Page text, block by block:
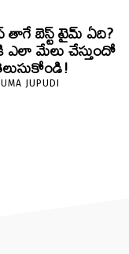
తాగే బెస్ట్ టైమ్ ఏది?
మేలు చేస్తుందో
UMA JUPUDI